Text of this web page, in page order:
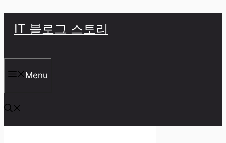
건
너
뛰
기
IT 블로그 스토리
Menu